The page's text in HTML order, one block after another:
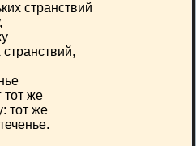
странствий
тот же
тот же